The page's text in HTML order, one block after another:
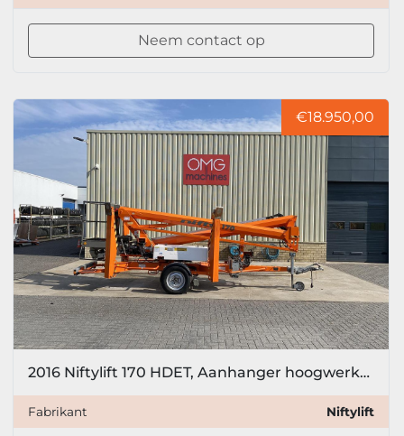
Neem contact op
€18.950,00
2016 Niftylift 170 HDET, Aanhanger hoogwerker, 17 meter
Fabrikant Niftylift